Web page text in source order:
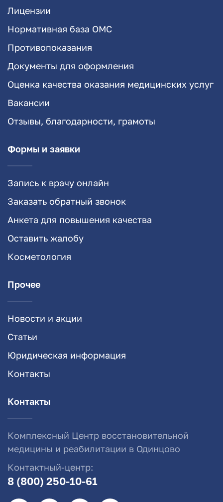
Лицензии
Нормативная база ОМС
Противопоказания
Документы для оформления
Оценка качества оказания медицинских услуг
Вакансии
Отзывы, благодарности, грамоты
Формы и заявки
Запись к врачу онлайн
Заказать обратный звонок
Анкета для повышения качества
Оставить жалобу
Косметология
Прочее
Новости и акции
Статьи
Юридическая информация
Контакты
Контакты
Комплексный Центр восстановительной
медицины и реабилитации в Одинцово
Контактный-центр:
8 (800) 250-10-61